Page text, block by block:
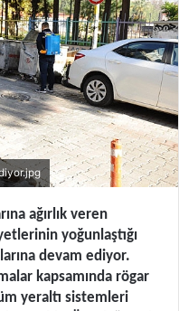
ağırlık veren
yoğunlaştığı
devam ediyor.
kapsamında rögar
yeraltı sistemleri